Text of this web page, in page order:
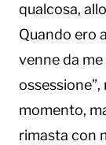
qualcosa,
Quando ero
venne da me
momento,
rimasta con